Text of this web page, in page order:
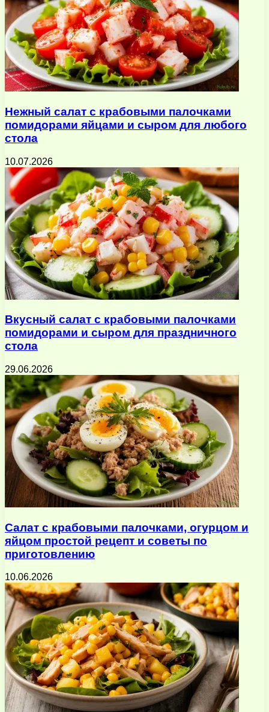
Нежный салат с крабовыми палочками
помидорами яйцами и сыром для любого
стола
10.07.2026
Вкусный салат с крабовыми палочками
помидорами и сыром для праздничного
стола
29.06.2026
Салат с крабовыми палочками, огурцом и
яйцом простой рецепт и советы по
приготовлению
10.06.2026